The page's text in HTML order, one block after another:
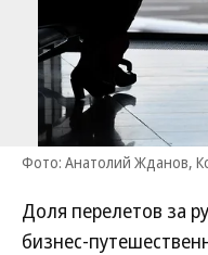
Фото: Анатолий Жданов,
Доля перелетов за
бизнес-